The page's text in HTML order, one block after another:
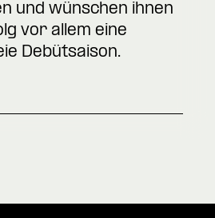
und wünschen ihnen
vor allem eine
Debütsaison.